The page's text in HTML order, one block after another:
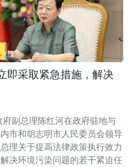
即采取紧急措施，解决
府副总理陈红河在政府驻地与
市和胡志明市人民委员会领导
理关于提高法律政策执行效力
决环境污染问题的若干紧迫任